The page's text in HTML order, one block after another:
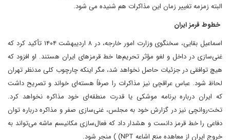
البته زمزمه تغییر زمان این مذاکرات هم شنیده می شود.
خطوط قرمز ایران
اسماعیل بقایی، سخنگوی وزارت امور خارجه، در ۸ اردیبهشت ۱۴۰۴ تأکید کرد که
غنی‌سازی در داخل و لغو مؤثر تحریم‌ها خط قرمزهای ایران هستند. او افزود که
هیچ توافقی در جزئیات حاصل نخواهد شد، مگر اینکه چارچوب کلی مدنظر تهران
لحاظ شود. عباس عراقچی نیز مذاکرات را صرفاً هسته‌ای خواند و تصریح داشت
که ایران درباره برنامه موشکی یا قدرت منطقه‌ای خود مذاکره نخواهد کرد.
تخت‌روانچی نیز در گزارش خود به مجلس، غنی‌سازی صفر و مذاکره درباره توان
دفاعی را خط قرمز دانست و هشدار داد که فعال‌سازی مکانیسم ماشه می‌تواند به
خروج ایران از معاهده منع اشاعه NPT) ) منجر شود.